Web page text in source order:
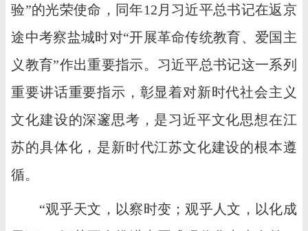
验”的光荣使命，同年12月习近平总书记在返京
途中考察盐城时对“开展革命传统教育、爱国主
义教育”作出重要指示。习近平总书记这一系列
重要讲话重要指示，彰显着对新时代社会主义
文化建设的深邃思考，是习近平文化思想在江
苏的具体化，是新时代江苏文化建设的根本遵
循。
“观乎天文，以察时变；观乎人文，以化成